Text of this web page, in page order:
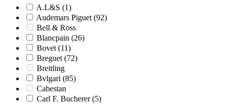
A.L&S (1)
Audemars Piguet (92)
Bell & Ross
Blancpain (26)
Bovet (11)
Breguet (72)
Breitling
Bvlgari (85)
Cabestan
Carl F. Bucherer (5)